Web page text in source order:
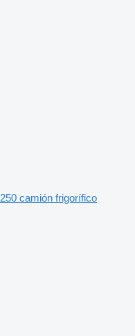
camión frigorífico